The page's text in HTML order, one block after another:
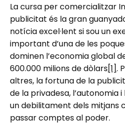
La cursa per comercialitzar
publicitat és la gran
notícia excel·lent si sou un
important d’una de les
dominen l’economia global
600.000 milions de dòlars[1].
altres, la fortuna de la
de la privadesa, l’autonomia
un debilitament dels mitjans
passar comptes al poder.